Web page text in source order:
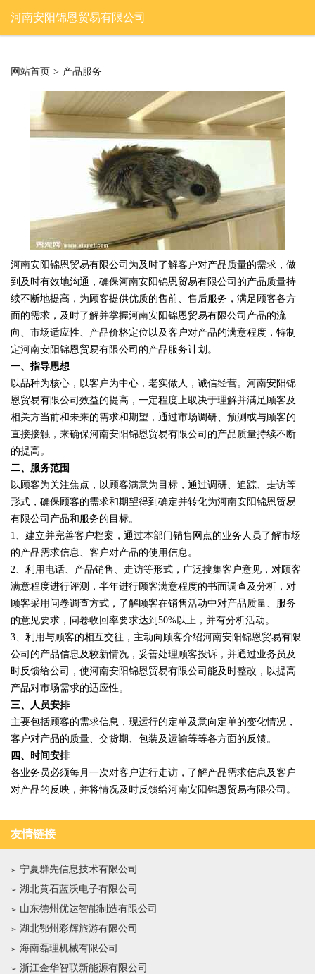
河南安阳锦恩贸易有限公司
网站首页 > 产品服务
河南安阳锦恩贸易有限公司为及时了解客户对产品质量的需求，做
到及时有效地沟通，确保河南安阳锦恩贸易有限公司的产品质量持
续不断地提高，为顾客提供优质的售前、售后服务，满足顾客各方
面的需求，及时了解并掌握河南安阳锦恩贸易有限公司产品的流
向、市场适应性、产品价格定位以及客户对产品的满意程度，特制
定河南安阳锦恩贸易有限公司的产品服务计划。
一、指导思想
以品种为核心，以客户为中心，老实做人，诚信经营。河南安阳锦
恩贸易有限公司效益的提高，一定程度上取决于理解并满足顾客及
相关方当前和未来的需求和期望，通过市场调研、预测或与顾客的
直接接触，来确保河南安阳锦恩贸易有限公司的产品质量持续不断
的提高。
二、服务范围
以顾客为关注焦点，以顾客满意为目标，通过调研、追踪、走访等
形式，确保顾客的需求和期望得到确定并转化为河南安阳锦恩贸易
有限公司产品和服务的目标。
1、建立并完善客户档案，通过本部门销售网点的业务人员了解市场
的产品需求信息、客户对产品的使用信息。
2、利用电话、产品销售、走访等形式，广泛搜集客户意见，对顾客
满意程度进行评测，半年进行顾客满意程度的书面调查及分析，对
顾客采用问卷调查方式，了解顾客在销售活动中对产品质量、服务
的意见要求，问卷收回率要求达到50%以上，并有分析活动。
3、利用与顾客的相互交往，主动向顾客介绍河南安阳锦恩贸易有限
公司的产品信息及较新情况，妥善处理顾客投诉，并通过业务员及
时反馈给公司，使河南安阳锦恩贸易有限公司能及时整改，以提高
产品对市场需求的适应性。
三、人员安排
主要包括顾客的需求信息，现运行的定单及意向定单的变化情况，
客户对产品的质量、交货期、包装及运输等等各方面的反馈。
四、时间安排
各业务员必须每月一次对客户进行走访，了解产品需求信息及客户
对产品的反映，并将情况及时反馈给河南安阳锦恩贸易有限公司。
友情链接
宁夏群先信息技术有限公司
湖北黄石蓝沃电子有限公司
山东德州优达智能制造有限公司
湖北鄂州彩辉旅游有限公司
海南磊理机械有限公司
浙江金华智联新能源有限公司